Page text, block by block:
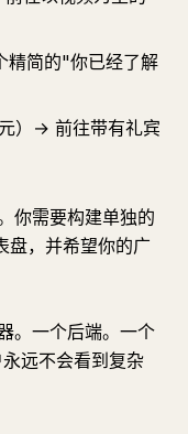
精简的"你已经了解
）→ 前往带有礼宾
你需要构建单独的
盘，并希望你的广
。一个后端。一个
远不会看到复杂